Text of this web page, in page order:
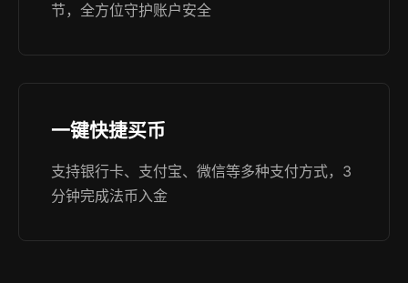
节，全方位守护账户安全
一键快捷买币
支持银行卡、支付宝、微信等多种支付方式，3
分钟完成法币入金